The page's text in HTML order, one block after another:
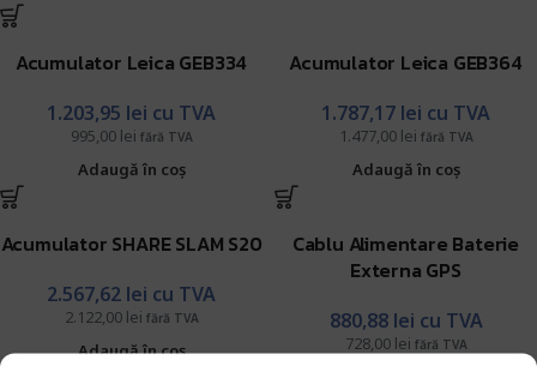
Acumulator Leica GEB334
995,00 lei fără TVA
1.203,95 lei cu TVA
Adaugă în coș
Acumulator Leica GEB364
1.477,00 lei fără TVA
1.787,17 lei cu TVA
Adaugă în coș
Acumulator SHARE SLAM S20
2.122,00 lei fără TVA
2.567,62 lei cu TVA
Adaugă în coș
Cablu Alimentare Baterie
Externa GPS
728,00 lei fără TVA
880,88 lei cu TVA